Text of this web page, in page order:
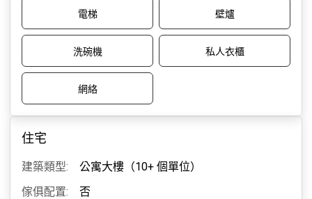
電梯 壁爐
洗碗機 私人衣櫃
網絡
住宅
建築類型:
公寓大樓（10+ 個單位）
傢俱配置:
否